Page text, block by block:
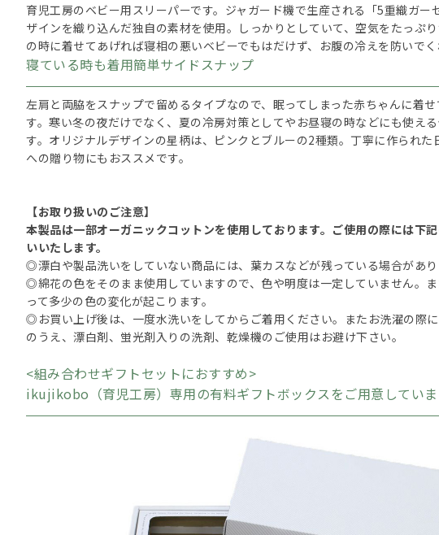
育児工房のベビー用スリーパーです。ジャガード機で生産される「5重織ガー
ザインを織り込んだ独自の素材を使用。しっかりとしていて、空気をたっぷ
の時に着せてあげれば寝相の悪いベビーでもはだけず、お腹の冷えを防いでく
寝ている時も着用簡単サイドスナップ
左肩と両脇をスナップで留めるタイプなので、眠ってしまった赤ちゃんに着
す。寒い冬の夜だけでなく、夏の冷房対策としてやお昼寝の時などにも使え
す。オリジナルデザインの星柄は、ピンクとブルーの2種類。丁寧に作られた
への贈り物にもおススメです。
【お取り扱いのご注意】
本製品は一部オーガニックコットンを使用しております。ご使用の際には下
いいたします。
◎漂白や製品洗いをしていない商品には、葉カスなどが残っている場合があり
◎綿花の色をそのまま使用していますので、色や明度は一定していません。
って多少の色の変化が起こります。
◎お買い上げ後は、一度水洗いをしてからご着用ください。またお洗濯の際
のうえ、漂白剤、蛍光剤入りの洗剤、乾燥機のご使用はお避け下さい。
<組み合わせギフトセットにおすすめ>
ikujikobo（育児工房）専用の有料ギフトボックスをご用意してい